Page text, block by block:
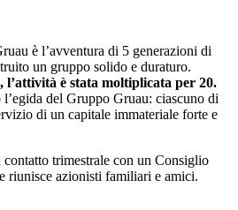
è l’avventura di 5 generazioni di
un gruppo solido e duraturo.
è stata moltiplicata per 20.
del Gruppo Gruau: ciascuno di
di un capitale immateriale forte e
contatto trimestrale con un Consiglio
riunisce azionisti familiari e amici.